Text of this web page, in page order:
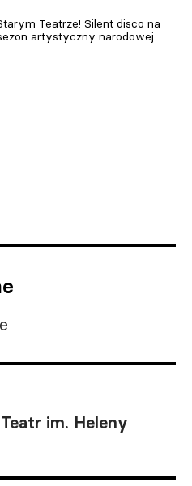
Teatrze! Silent disco na
artystyczny narodowej
im. Heleny